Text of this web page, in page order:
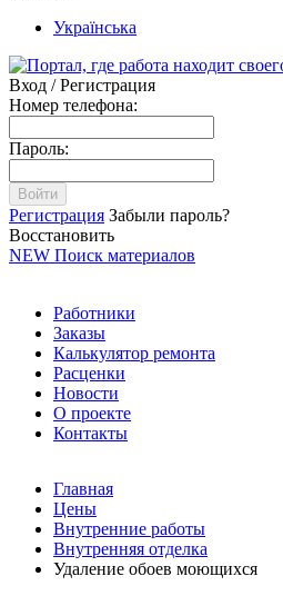
Українська
Вход / Регистрация
Номер телефона:
Пароль:
Войти
Регистрация Забыли пароль?
Восстановить
NEW Поиск материалов
Работники
Заказы
Калькулятор ремонта
Расценки
Новости
О проекте
Контакты
Главная
Цены
Внутренние работы
Внутренняя отделка
Удаление обоев моющихся